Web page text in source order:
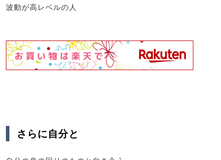
波動が高レベルの人
さらに自分と